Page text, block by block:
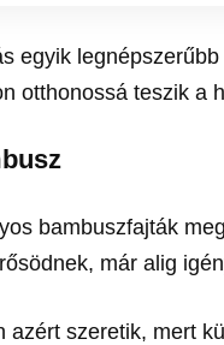
egyik
otthonossá teszik a
bambuszfajták
már alig
azért szeretik, mert